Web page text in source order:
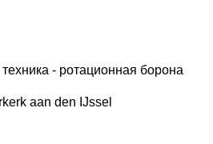
- ротационная борона
aan den IJssel